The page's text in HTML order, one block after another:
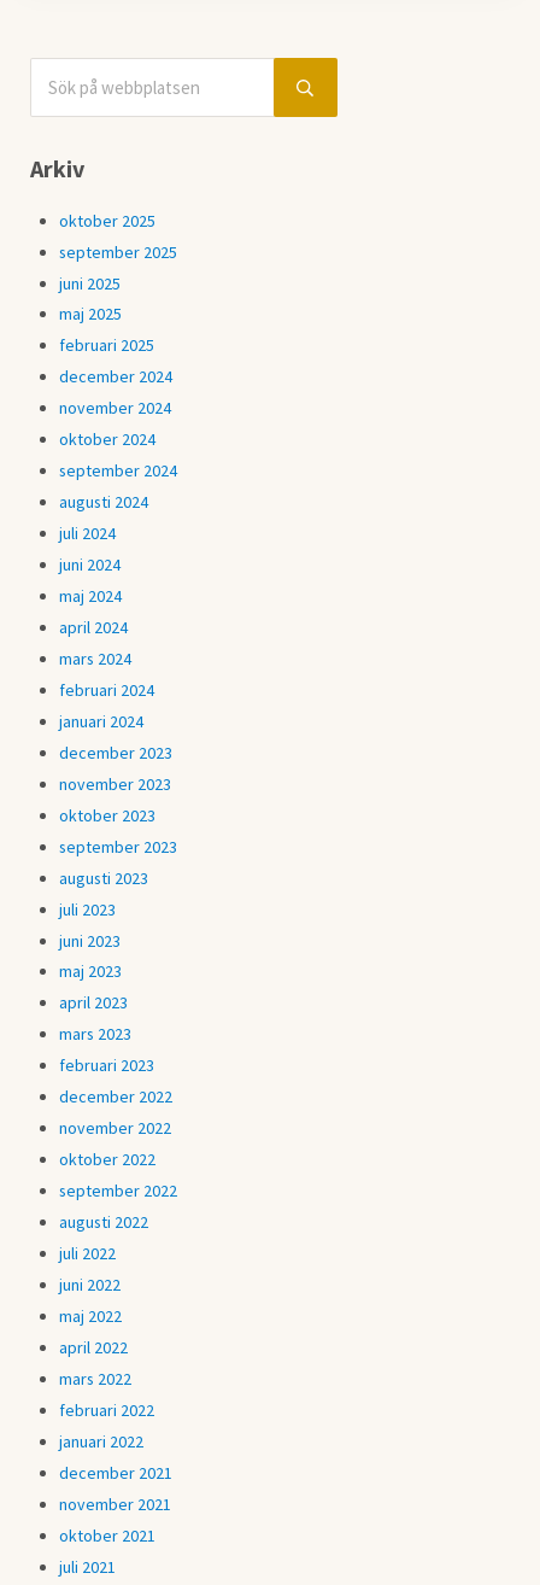
Sidebar
Submit search
Arkiv
oktober 2025
september 2025
juni 2025
maj 2025
februari 2025
december 2024
november 2024
oktober 2024
september 2024
augusti 2024
juli 2024
juni 2024
maj 2024
april 2024
mars 2024
februari 2024
januari 2024
december 2023
november 2023
oktober 2023
september 2023
augusti 2023
juli 2023
juni 2023
maj 2023
april 2023
mars 2023
februari 2023
december 2022
november 2022
oktober 2022
september 2022
augusti 2022
juli 2022
juni 2022
maj 2022
april 2022
mars 2022
februari 2022
januari 2022
december 2021
november 2021
oktober 2021
juli 2021